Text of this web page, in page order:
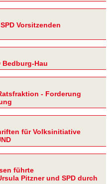
Vorsitzenden
Bedburg-Hau
- Forderung
für Volksinitiative
führte
Pitzner und SPD durch